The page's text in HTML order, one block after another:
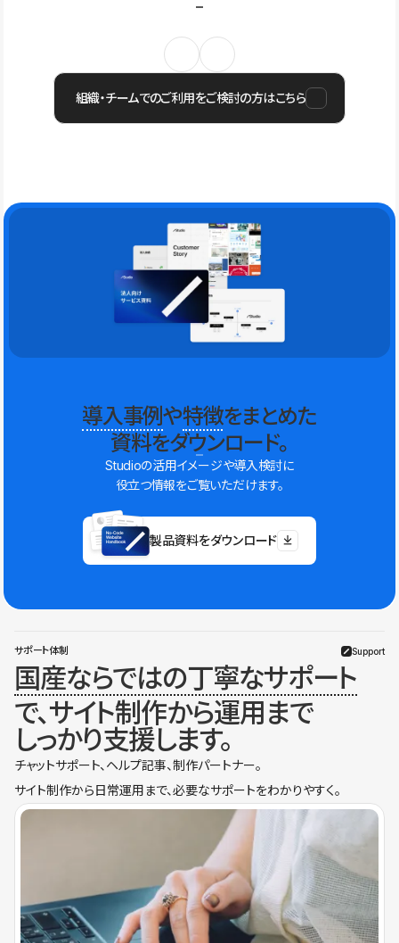
組織・チームでのご利用をご検討の方はこちら
導入事例や特徴をまとめた
資料をダウンロード。
Studioの活用イメージや導入検討に
役立つ情報をご覧いただけます。
製品資料をダウンロード
サポート体制 Support
国産ならではの丁寧なサポート
で、サイト制作から運用まで
しっかり支援します。
チャットサポート、ヘルプ記事、制作パートナー。
サイト制作から日常運用まで、必要なサポートをわかりやすく。